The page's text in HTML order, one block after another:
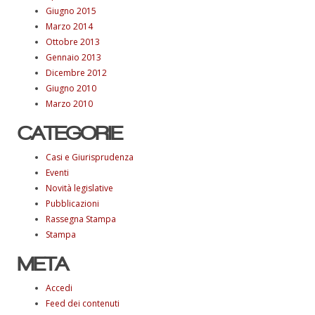
Giugno 2015
Marzo 2014
Ottobre 2013
Gennaio 2013
Dicembre 2012
Giugno 2010
Marzo 2010
CATEGORIE
Casi e Giurisprudenza
Eventi
Novità legislative
Pubblicazioni
Rassegna Stampa
Stampa
META
Accedi
Feed dei contenuti